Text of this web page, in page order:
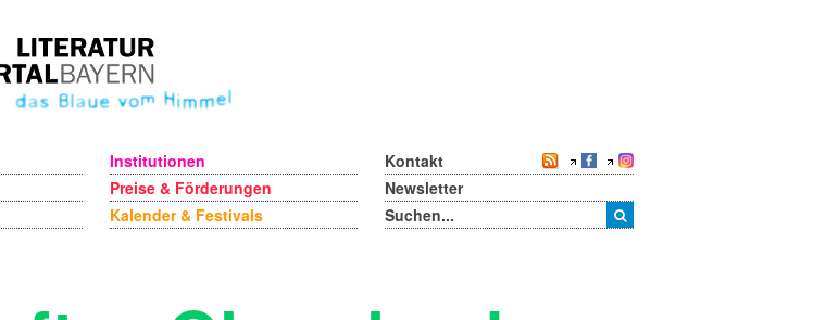
Institutionen
Preise & Förderungen
Kalender & Festivals
Kontakt
Newsletter